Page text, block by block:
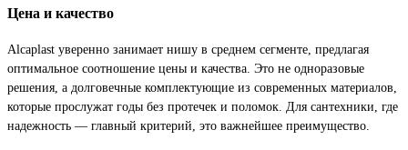
Цена и качество
Alcaplast уверенно занимает нишу в среднем сегменте, предлагая
оптимальное соотношение цены и качества. Это не одноразовые
решения, а долговечные комплектующие из современных материалов,
которые прослужат годы без протечек и поломок. Для сантехники, где
надежность — главный критерий, это важнейшее преимущество.